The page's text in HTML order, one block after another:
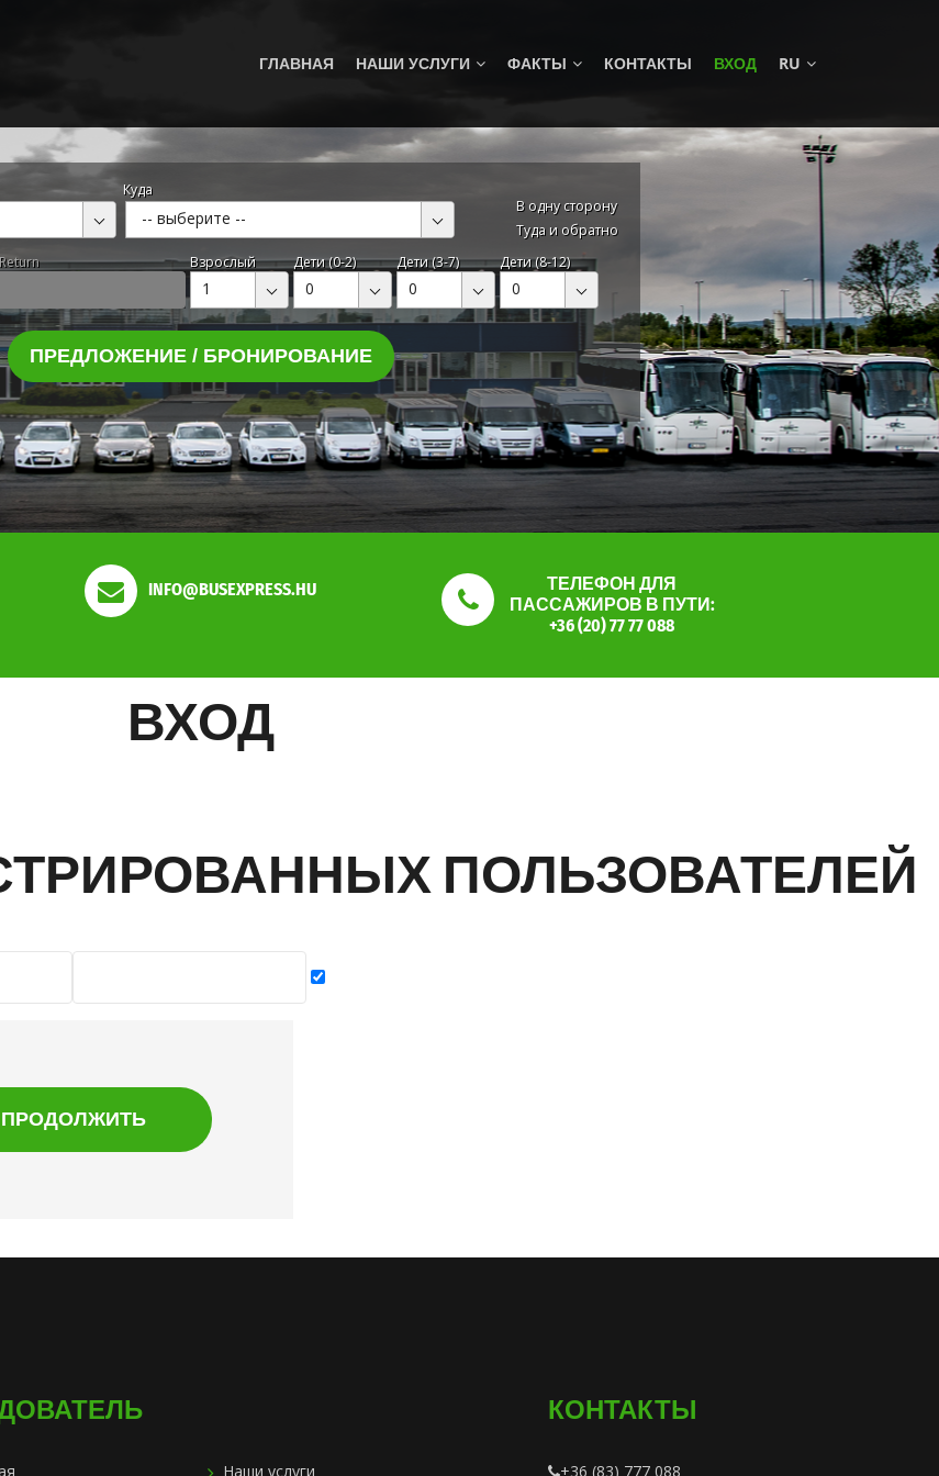
ГЛАВНАЯ НАШИ УСЛУГИ ФАКТЫ КОНТАКТЫ ВХОД RU
Куда
-- выберите --
В одну сторону
Туда и обратно
Return Взрослый
1
Дети (0-2)
0
Дети (3-7)
0
Дети (8-12)
0
ПРЕДЛОЖЕНИЕ / БРОНИРОВАНИЕ
INFO@BUSEXPRESS.HU
ТЕЛЕФОН ДЛЯ
ПАССАЖИРОВ В ПУТИ:
+36 (20) 77 77 088
ВХОД
ПОЛЬЗОВАТЕЛЕЙ
Наши услуги
КОНТАКТЫ
+36 (83) 777 088